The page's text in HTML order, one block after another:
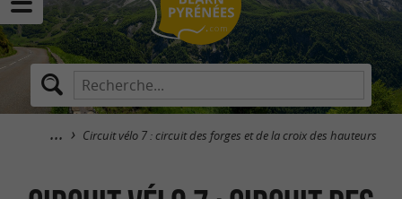
Circuit vélo 7 : circuit des forges et de la croix des hauteurs